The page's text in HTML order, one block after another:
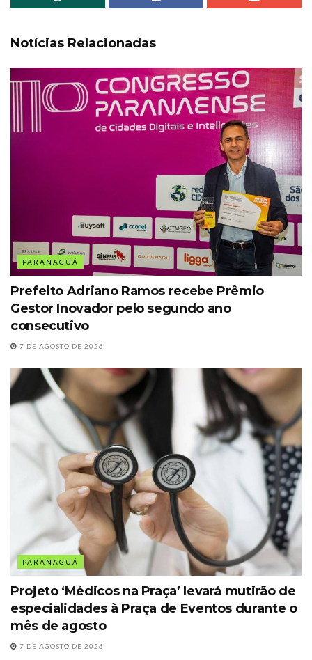
Notícias Relacionadas
PARANAGUÁ
Prefeito Adriano Ramos recebe Prêmio
Gestor Inovador pelo segundo ano
consecutivo
7 DE AGOSTO DE 2026
PARANAGUÁ
Projeto ‘Médicos na Praça’ levará mutirão de
especialidades à Praça de Eventos durante o
mês de agosto
7 DE AGOSTO DE 2026